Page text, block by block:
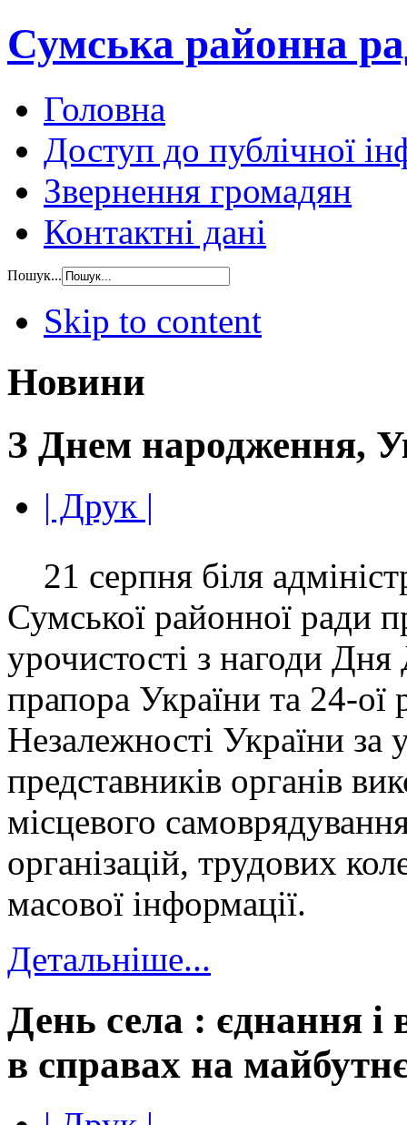
Сумська районна
Головна
Доступ до публічної
Звернення громадян
Контактні дані
Пошук...
Skip to content
Новини
З Днем народження,
| Друк |
21 серпня біля
Сумської районної ради
урочистості з нагоди
прапора України та 24-ої
Незалежності України за
представників органів
місцевого
організацій, трудових
масової інформації.
Детальніше...
День села : єднання і в
в справах на